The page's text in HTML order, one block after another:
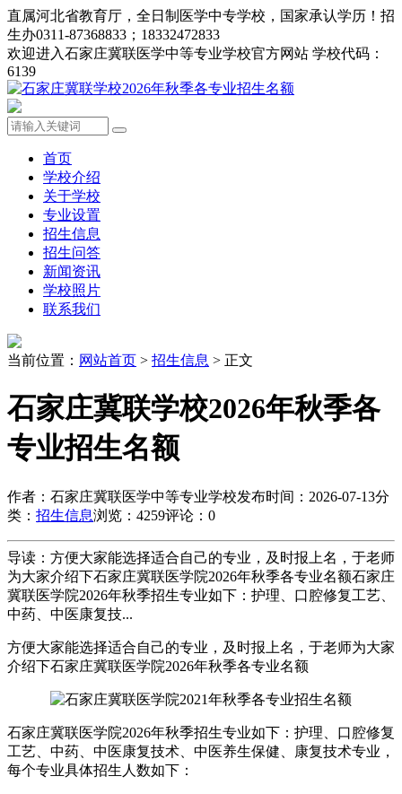
直属河北省教育厅，全日制医学中专学校，国家承认学历！招
生办0311-87368833；18332472833
欢迎进入石家庄冀联医学中等专业学校官方网站 学校代码：
6139
首页
学校介绍
关于学校
专业设置
招生信息
招生问答
新闻资讯
学校照片
联系我们
当前位置： 网站首页 > 招生信息 > 正文
石家庄冀联学校2026年秋季各
专业招生名额
作者：石家庄冀联医学中等专业学校发布时间：2026-07-13分
类： 招生信息浏览：4259评论：0
导读：方便大家能选择适合自己的专业，及时报上名，于老师
为大家介绍下石家庄冀联医学院2026年秋季各专业名额石家庄
冀联医学院2026年秋季招生专业如下：护理、口腔修复工艺、
中药、中医康复技...
方便大家能选择适合自己的专业，及时报上名，于老师为大家
介绍下石家庄冀联医学院2026年秋季各专业名额
石家庄冀联医学院2026年秋季招生专业如下：护理、口腔修复
工艺、中药、中医康复技术、中医养生保健、康复技术专业，
每个专业具体招生人数如下：